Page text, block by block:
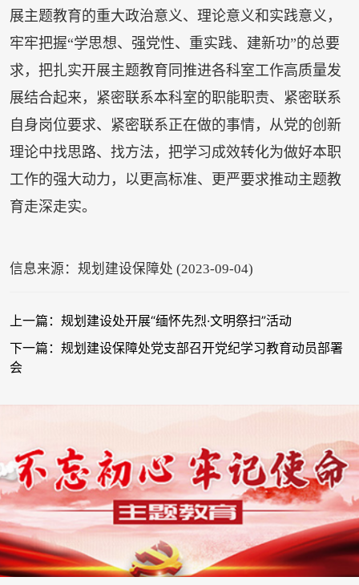
展主题教育的重大政治意义、理论意义和实践意义，
牢牢把握“学思想、强党性、重实践、建新功”的总要
求，把扎实开展主题教育同推进各科室工作高质量发
展结合起来，紧密联系本科室的职能职责、紧密联系
自身岗位要求、紧密联系正在做的事情，从党的创新
理论中找思路、找方法，把学习成效转化为做好本职
工作的强大动力，以更高标准、更严要求推动主题教
育走深走实。
信息来源：规划建设保障处 (2023-09-04)
上一篇：规划建设处开展“缅怀先烈·文明祭扫”活动
下一篇：规划建设保障处党支部召开党纪学习教育动员部署
会